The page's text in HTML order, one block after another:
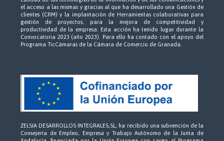
el acceso a las mismas y gracias al que ha desarrollado una Gestión de
clientes (CRM) y la implantación de Herramientas colaborativas para
gestión de proyectos, para la mejora de competitividad y
productividad de la empresa. Esta acción ha tenido lugar durante la
Convocatoria 2023 (año 2023). Para ello ha contado con el apoyo del
Programa TicCámaras de la Cámara de Comercio de Granada.
ZELSIA DESARROLLOS INTEGRALES,SL, ha recibido una subvención de la
Consejería de Empleo, Empresa y Trabajo Autónomo de la Junta de